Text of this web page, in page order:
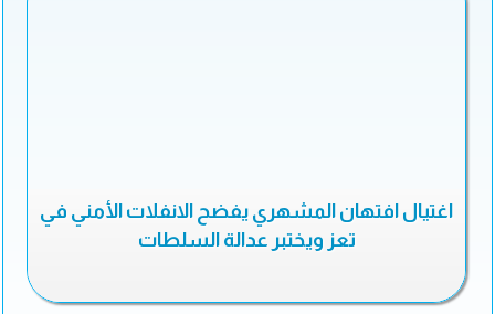
اغتيال افتهان المشهري يفضح الانفلات الأمني في
تعز ويختبر عدالة السلطات